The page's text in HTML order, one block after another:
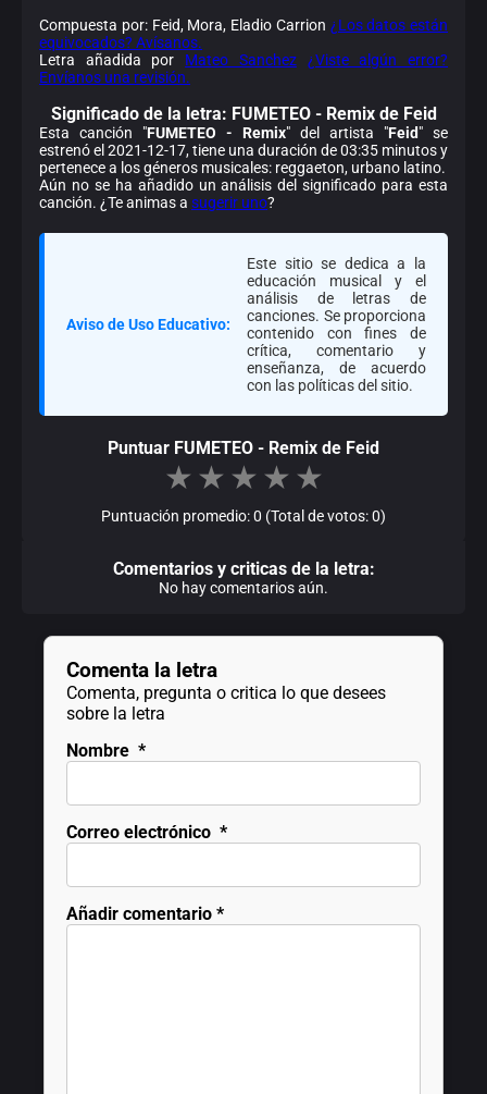
Compuesta por: Feid, Mora, Eladio Carrion ¿Los datos están
equivocados? Avísanos.
Letra añadida por Mateo Sanchez
¿Viste algún error?
Envíanos una revisión.
Significado de la letra: FUMETEO - Remix de Feid
Esta canción "FUMETEO - Remix" del artista "Feid" se
estrenó el 2021-12-17, tiene una duración de 03:35 minutos y
pertenece a los géneros musicales: reggaeton, urbano latino.
Aún no se ha añadido un análisis del significado para esta
canción. ¿Te animas a sugerir uno?
Aviso de Uso Educativo:
Este sitio se dedica a la
educación musical y el
análisis de letras de
canciones. Se proporciona
contenido con fines de
crítica, comentario y
enseñanza, de acuerdo
con las políticas del sitio.
Puntuar FUMETEO - Remix de Feid
★ ★ ★ ★ ★
Puntuación promedio: 0 (Total de votos: 0)
Comentarios y criticas de la letra:
No hay comentarios aún.
Comenta la letra
Comenta, pregunta o critica lo que desees
sobre la letra
Nombre *
Correo electrónico *
Añadir comentario *